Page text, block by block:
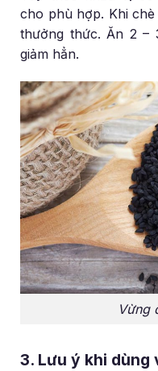
cho phù hợp. Khi
thưởng thức. Ăn 2 –
giảm hẳn.
Vừng
3. Lưu ý khi dùng